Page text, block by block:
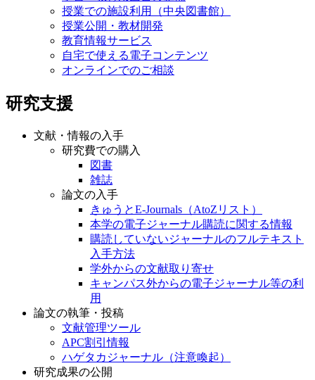
授業での施設利用（中央図書館）
授業公開・教材開発
教育情報サービス
自宅で使える電子コンテンツ
オンラインでのご相談
研究支援
文献・情報の入手
研究費での購入
図書
雑誌
論文の入手
きゅうとE-Journals（AtoZリスト）
本学の電子ジャーナル購読に関する情報
購読していないジャーナルのフルテキスト
入手方法
学外からの文献取り寄せ
キャンパス外からの電子ジャーナル等の利
用
論文の執筆・投稿
文献管理ツール
APC割引情報
ハゲタカジャーナル（注意喚起）
研究成果の公開